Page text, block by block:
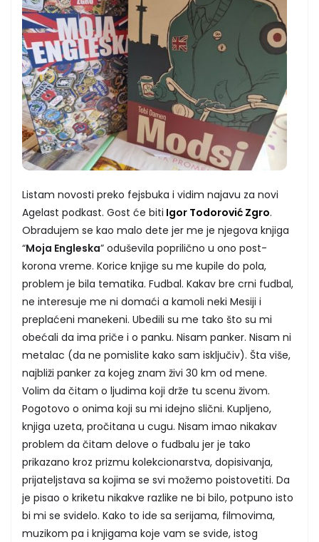
Listam novosti preko fejsbuka i vidim najavu za novi
Agelast podkast. Gost će biti Igor Todorović Zgro.
Obradujem se kao malo dete jer me je njegova knjiga
“Moja Engleska” oduševila poprilično u ono post-
korona vreme. Korice knjige su me kupile do pola,
problem je bila tematika. Fudbal. Kakav bre crni fudbal,
ne interesuje me ni domaći a kamoli neki Mesiji i
preplaćeni manekeni. Ubedili su me tako što su mi
obećali da ima priče i o panku. Nisam panker. Nisam ni
metalac (da ne pomislite kako sam isključiv). Šta više,
najbliži panker za kojeg znam živi 30 km od mene.
Volim da čitam o ljudima koji drže tu scenu živom.
Pogotovo o onima koji su mi idejno slični. Kupljeno,
knjiga uzeta, pročitana u cugu. Nisam imao nikakav
problem da čitam delove o fudbalu jer je tako
prikazano kroz prizmu kolekcionarstva, dopisivanja,
prijateljstava sa kojima se svi možemo poistovetiti. Da
je pisao o kriketu nikakve razlike ne bi bilo, potpuno isto
bi mi se svidelo. Kako to ide sa serijama, filmovima,
muzikom pa i knjigama koje vam se svide, istog